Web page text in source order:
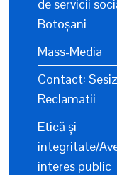
de servicii
Botoșani
Mass-Media
Contact:
Reclamatii
Etică și
integritate/
interes public